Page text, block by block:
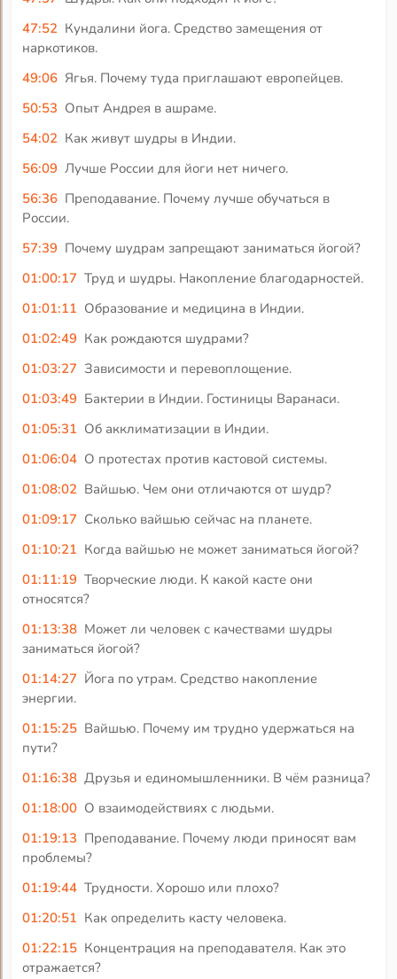
47:52 Кундалини йога. Средство замещения от
наркотиков.
49:06 Ягья. Почему туда приглашают европейцев.
50:53 Опыт Андрея в ашраме.
54:02 Как живут шудры в Индии.
56:09 Лучше России для йоги нет ничего.
56:36 Преподавание. Почему лучше обучаться в
России.
57:39 Почему шудрам запрещают заниматься йогой?
01:00:17 Труд и шудры. Накопление благодарностей.
01:01:11 Образование и медицина в Индии.
01:02:49 Как рождаются шудрами?
01:03:27 Зависимости и перевоплощение.
01:03:49 Бактерии в Индии. Гостиницы Варанаси.
01:05:31 Об акклиматизации в Индии.
01:06:04 О протестах против кастовой системы.
01:08:02 Вайшью. Чем они отличаются от шудр?
01:09:17 Сколько вайшью сейчас на планете.
01:10:21 Когда вайшью не может заниматься йогой?
01:11:19 Творческие люди. К какой касте они
относятся?
01:13:38 Может ли человек с качествами шудры
заниматься йогой?
01:14:27 Йога по утрам. Средство накопление
энергии.
01:15:25 Вайшью. Почему им трудно удержаться на
пути?
01:16:38 Друзья и единомышленники. В чём разница?
01:18:00 О взаимодействиях с людьми.
01:19:13 Преподавание. Почему люди приносят вам
проблемы?
01:19:44 Трудности. Хорошо или плохо?
01:20:51 Как определить касту человека.
01:22:15 Концентрация на преподавателя. Как это
отражается?